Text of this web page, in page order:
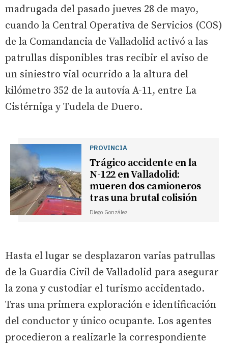
madrugada del pasado jueves 28 de mayo,
cuando la Central Operativa de Servicios (COS)
de la Comandancia de Valladolid activó a las
patrullas disponibles tras recibir el aviso de
un siniestro vial ocurrido a la altura del
kilómetro 352 de la autovía A-11, entre La
Cistérniga y Tudela de Duero.
PROVINCIA
Trágico accidente en la
N-122 en Valladolid:
mueren dos camioneros
tras una brutal colisión
Diego González
Hasta el lugar se desplazaron varias patrullas
de la Guardia Civil de Valladolid para asegurar
la zona y custodiar el turismo accidentado.
Tras una primera exploración e identificación
del conductor y único ocupante. Los agentes
procedieron a realizarle la correspondiente